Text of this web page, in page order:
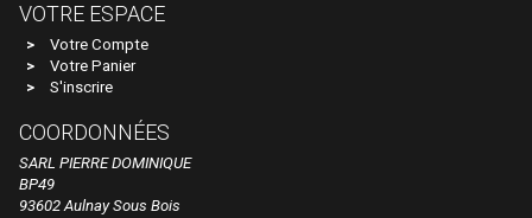
Epoche
ERIAM
ESU
EURO-SCALE
VOTRE ESPACE
Votre Compte
Votre Panier
S'inscrire
COORDONNÉES
SARL PIERRE DOMINIQUE
BP49
93602 Aulnay Sous Bois